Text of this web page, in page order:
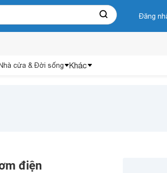
Đăng
Nhà cửa & Đời sống Khác
điện